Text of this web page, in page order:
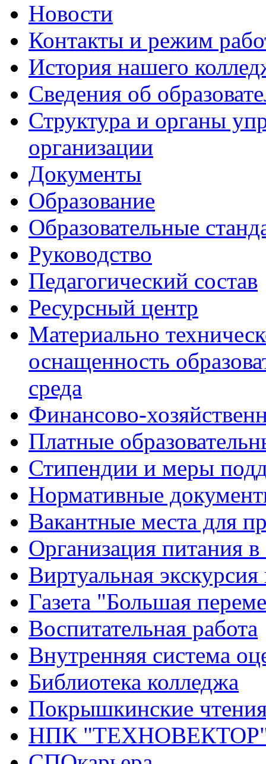
Новости
Контакты и режим
История нашего
Сведения об
Структура и органы
организации
Документы
Образование
Образовательные
Руководство
Педагогический состав
Ресурсный центр
Материально
оснащенность
среда
Финансово-
Платные
Стипендии и меры
Нормативные
Вакантные места для
Организация питания в
Виртуальная
Газета "Большая
Воспитательная работа
Внутренняя система
Библиотека колледжа
Покрышкинские
НПК